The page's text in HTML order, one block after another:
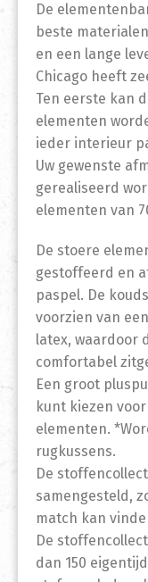
De
beste
en een lange
Chicago heeft
Ten eerste kan
elementen
ieder interieur
Uw gewenste
gerealiseerd
elementen van
De stoere
gestoffeerd en
paspel. De
voorzien van
latex, waardoor
comfortabel
Een groot
kunt kiezen
elementen.
rugkussens.
De
samengesteld,
match kan
De
dan 150